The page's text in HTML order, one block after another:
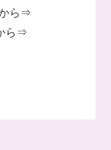
ら⇒
ら⇒